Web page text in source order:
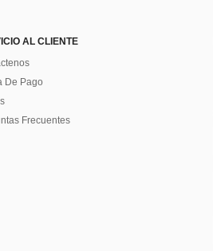
AL CLIENTE
De Pago
Frecuentes